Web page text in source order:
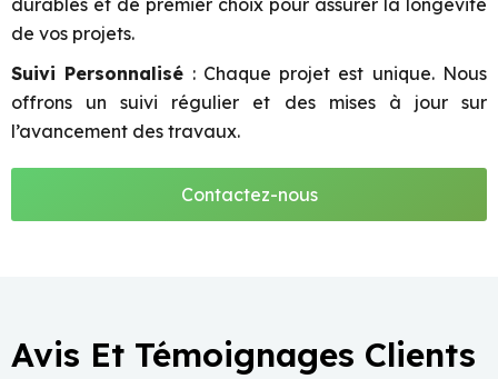
durables et de premier choix pour assurer la longévité
de vos projets.
Suivi Personnalisé : Chaque projet est unique. Nous
offrons un suivi régulier et des mises à jour sur
l’avancement des travaux.
Contactez-nous
Avis Et Témoignages Clients